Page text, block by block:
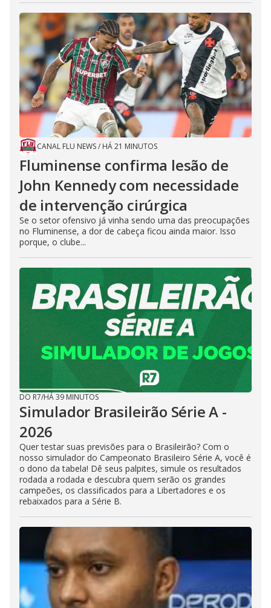
CANAL FLU NEWS/ HÁ 21 MINUTOS
Fluminense confirma lesão de
John Kennedy com necessidade
de intervenção cirúrgica
Se o setor ofensivo já vinha sendo uma das preocupações
no Fluminense, a dor de cabeça ficou ainda maior. Isso
porque, o clube...
DO R7/HÁ 39 MINUTOS
Simulador Brasileirão Série A -
2026
Quer testar suas previsões para o Brasileirão? Com o
nosso simulador do Campeonato Brasileiro Série A, você é
o dono da tabela! Dê seus palpites, simule os resultados
rodada a rodada e descubra quem serão os grandes
campeões, os classificados para a Libertadores e os
rebaixados para a Série B.